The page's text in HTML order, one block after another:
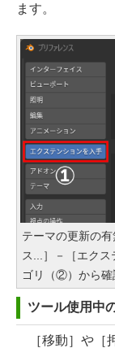
ます。
テーマの更新の
ス...］－［エク
ゴリ（②）から確
ツール使用中
［移動］や［